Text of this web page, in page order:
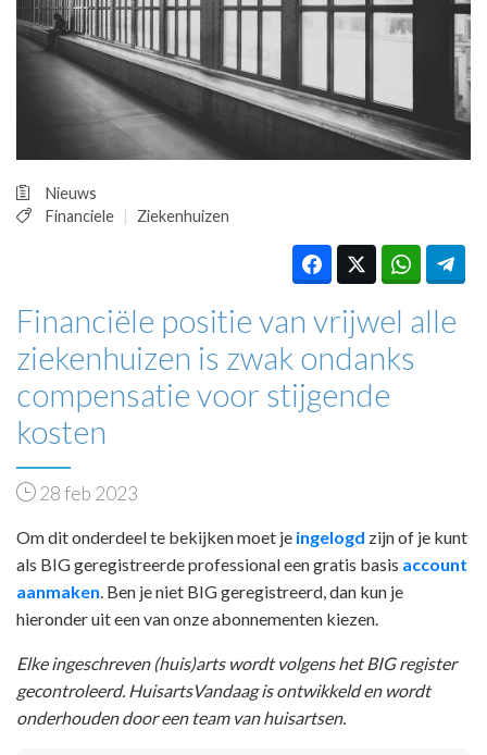
PRAKTIJKZAKEN
TARIEVEN
VPHUISARTSEN
MEDISCHE VAKHANDEL
INLOGGEN
Nieuws
Financiele
Ziekenhuizen
Financiële positie van vrijwel alle
ziekenhuizen is zwak ondanks
compensatie voor stijgende
kosten
28 feb 2023
Om dit onderdeel te bekijken moet je ingelogd zijn of je kunt
als BIG geregistreerde professional een gratis basis account
aanmaken . Ben je niet BIG geregistreerd, dan kun je
hieronder uit een van onze abonnementen kiezen.
Elke ingeschreven (huis)arts wordt volgens het BIG register
gecontroleerd. HuisartsVandaag is ontwikkeld en wordt
onderhouden door een team van huisartsen.